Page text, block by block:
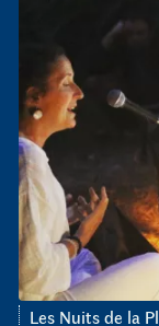
Les Nuits de la